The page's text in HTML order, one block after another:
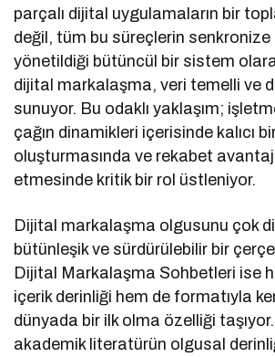
parçalı dijital uygulamaların bir
değil, tüm bu süreçlerin senkronize
yönetildiği bütüncül bir sistem
dijital markalaşma, veri temelli ve
sunuyor. Bu odaklı yaklaşım;
çağın dinamikleri içerisinde kalıcı
oluşturmasında ve rekabet
etmesinde kritik bir rol üstleniyor.
Dijital markalaşma olgusunu çok
bütünleşik ve sürdürülebilir bir
Dijital Markalaşma Sohbetleri ise
içerik derinliği hem de formatıyla
dünyada bir ilk olma özelliği
akademik literatürün olgusal